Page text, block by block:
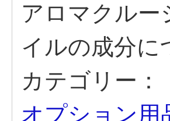
アロマクル
イルの成分に
カテゴリー：
オプション用